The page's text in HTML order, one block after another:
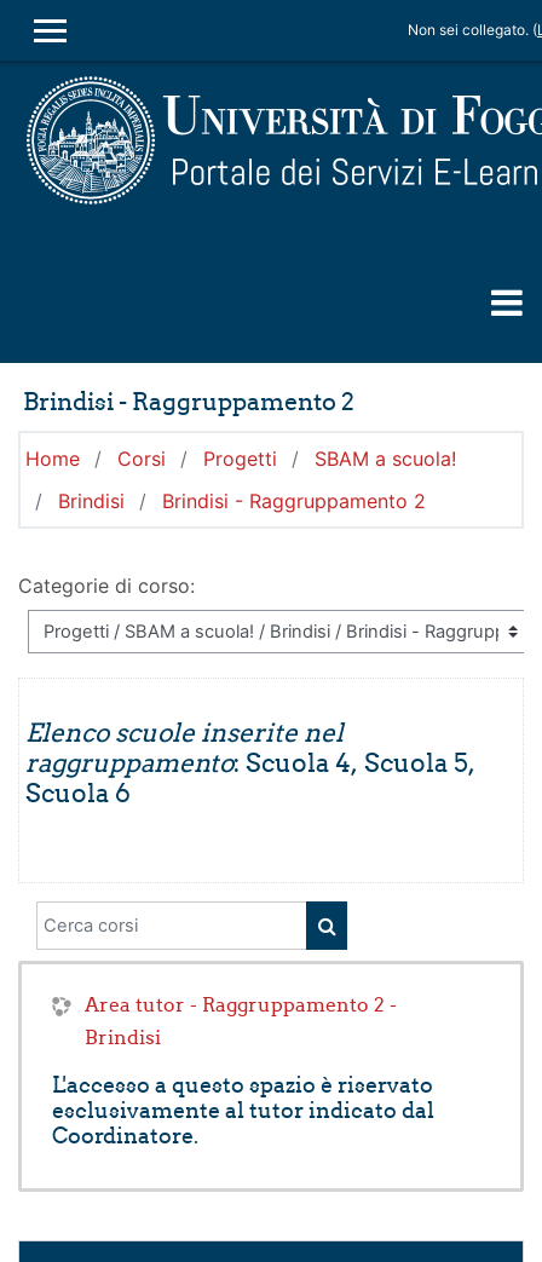
PANNELLO LATERALE
Non sei collegato. (
Brindisi - Raggruppamento 2
Home Corsi Progetti
SBAM a scuola!
Brindisi
Brindisi - Raggruppamento 2
Categorie di corso:
Elenco scuole inserite nel
raggruppamento: Scuola 4, Scuola 5,
Scuola 6
Cerca corsi
CERCA CORSI
Area tutor - Raggruppamento 2 -
Brindisi
L'accesso a questo spazio è riservato
esclusivamente al tutor indicato dal
Coordinatore.